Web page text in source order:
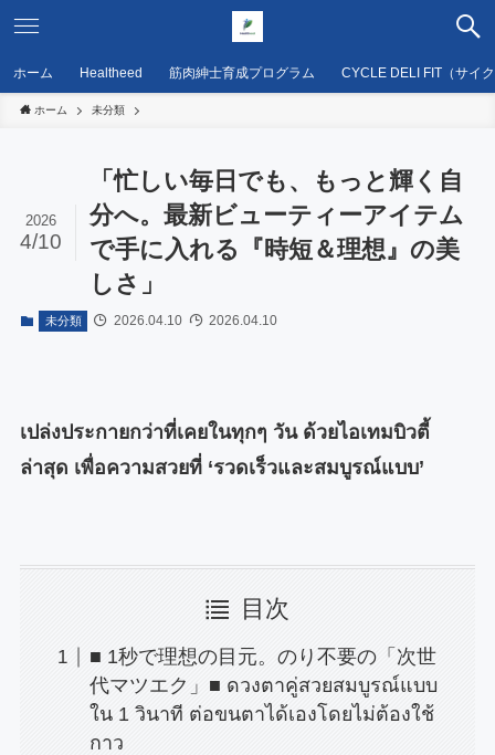
ホーム Healtheed 筋肉紳士育成プログラム CYCLE DELI FIT（サイ
ホーム 未分類
「忙しい毎日でも、もっと輝く自
分へ。最新ビューティーアイテム
で手に入れる『時短＆理想』の美
しさ」
2026
4/10
未分類 2026.04.10 2026.04.10
เปล่งประกายกว่าที่เคยในทุกๆ วัน ด้วยไอเทมบิวตี้
ล่าสุด เพื่อความสวยที่ ‘รวดเร็วและสมบูรณ์แบบ’
目次
■ 1秒で理想の目元。のり不要の「次世
代マツエク」■ ดวงตาคู่สวยสมบูรณ์แบบ
ใน 1 วินาที ต่อขนตาได้เองโดยไม่ต้องใช้
กาว